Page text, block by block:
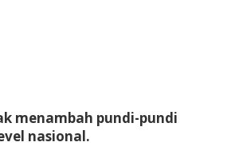
menambah pundi-pundi
nasional.